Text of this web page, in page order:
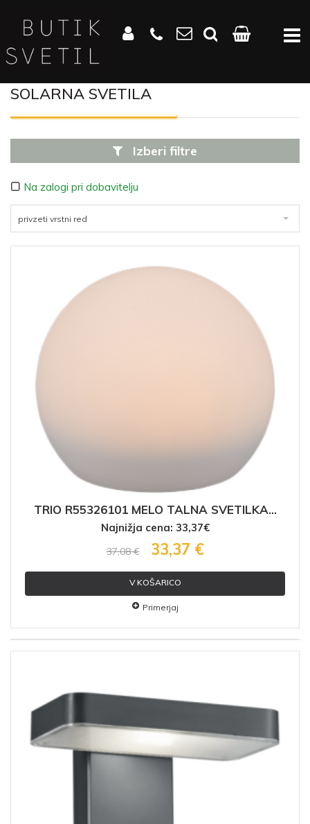
SOLARNA SVETILA
Izberi filtre
Na zalogi pri dobavitelju
privzeti vrstni red
TRIO R55326101 MELO TALNA SVETILKA...
Najnižja cena: 33,37€
37,08 € 33,37 €
V KOŠARICO
Primerjaj